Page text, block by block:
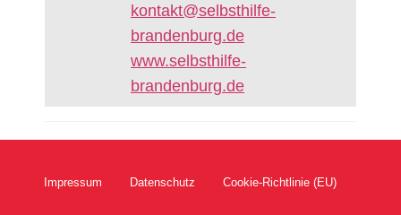
kontakt@selbsthilfe-
brandenburg.de
www.selbsthilfe-
brandenburg.de
Impressum Datenschutz Cookie-Richtlinie (EU)